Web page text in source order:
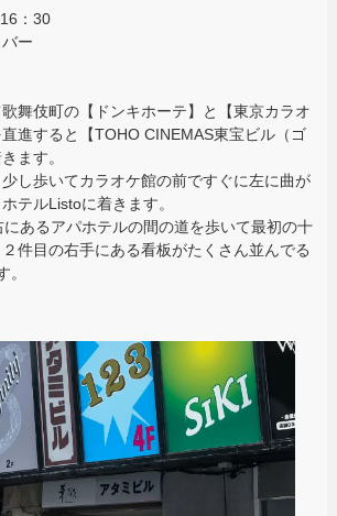
：30
ー
舞伎町の【ドンキホーテ】と【東京カラオ
進すると【TOHO CINEMAS東宝ビル（ゴ
ます。
し歩いてカラオケ館の前ですぐに左に曲が
テルListoに着きます。
あるアパホテルの間の道を歩いて最初の十
件目の右手にある看板がたくさん並んでる